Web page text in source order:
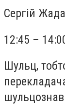
Сергій
12:45 –
Шульц,